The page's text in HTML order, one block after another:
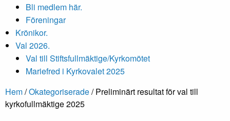
Bli medlem här.
Föreningar
Krönikor.
Val 2026.
Val till Stiftsfullmäktige/Kyrkomötet
Mariefred i Kyrkovalet 2025
Hem/Okategoriserade/Preliminärt resultat för val till
kyrkofullmäktige 2025